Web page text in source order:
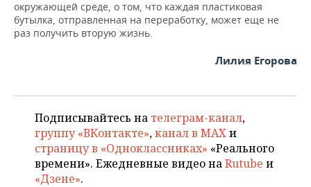
окружающей среде, о том, что каждая пластиковая
бутылка, отправленная на переработку, может еще не
раз получить вторую жизнь.
Лилия Егорова
Подписывайтесь на телеграм-канал,
группу «ВКонтакте»,канал в MAXи
страницу в «Одноклассниках» «Реального
времени». Ежедневные видео наRutube и
«Дзене».